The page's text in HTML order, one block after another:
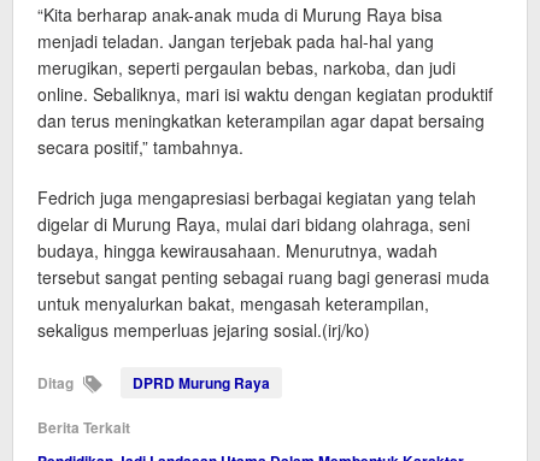
“Kita berharap anak-anak muda di Murung Raya bisa
menjadi teladan. Jangan terjebak pada hal-hal yang
merugikan, seperti pergaulan bebas, narkoba, dan judi
online. Sebaliknya, mari isi waktu dengan kegiatan produktif
dan terus meningkatkan keterampilan agar dapat bersaing
secara positif,” tambahnya.
Fedrich juga mengapresiasi berbagai kegiatan yang telah
digelar di Murung Raya, mulai dari bidang olahraga, seni
budaya, hingga kewirausahaan. Menurutnya, wadah
tersebut sangat penting sebagai ruang bagi generasi muda
untuk menyalurkan bakat, mengasah keterampilan,
sekaligus memperluas jejaring sosial.(irj/ko)
Ditag DPRD Murung Raya
Berita Terkait